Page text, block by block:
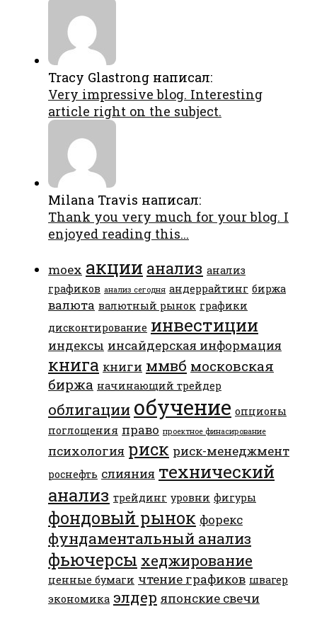
Tracy Glastrong написал:
Very impressive blog. Interesting
article right on the subject.
Milana Travis написал:
Thank you very much for your blog. I
enjoyed reading this...
moex акции анализ анализ
графиков анализ сегодня андеррайтинг биржа
валюта валютный рынок графики
дисконтирование инвестиции
индексы инсайдерская информация
книга книги ммвб московская
биржа начинающий трейдер
облигации обучение опционы
поглощения право проектное финасирование
психология риск риск-менеджмент
роснефть слияния технический
анализ трейдинг уровни фигуры
фондовый рынок форекс
фундаментальный анализ
фьючерсы хеджирование
ценные бумаги чтение графиков швагер
экономика элдер японские свечи